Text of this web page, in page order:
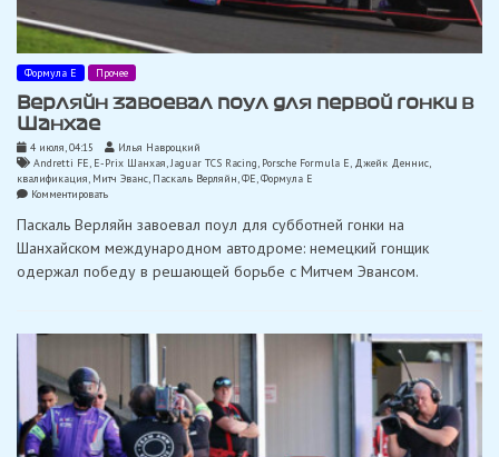
Формула Е Прочее
Верляйн завоевал поул для первой гонки в
Шанхае
4 июля, 04:15
Илья Навроцкий
Andretti FE, E-Prix Шанхая,Jaguar TCS Racing, Porsche Formula E, Джейк Деннис
квалификация, Митч Эванс, Паскаль Верляйн,ФЕ,Формула Е
Комментироватьon
завоевал
для
первой
Паскаль Верляйн завоевал поул для субботней гонки на
Шанхайском международном автодроме: немецкий гонщик
одержал победу в решающей борьбе с Митчем Эвансом.